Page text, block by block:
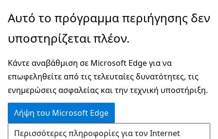
Παράλειψη
μετάβαση
κύριο
περιεχόμενο
Αυτό το πρόγραμμα περιήγησης δεν
υποστηρίζεται πλέον.
Κάντε αναβάθμιση σε Microsoft Edge για να
επωφεληθείτε από τις τελευταίες δυνατότητες, τις
ενημερώσεις ασφαλείας και την τεχνική υποστήριξη.
Λήψη του Microsoft Edge
Περισσότερες πληροφορίες για τον Internet